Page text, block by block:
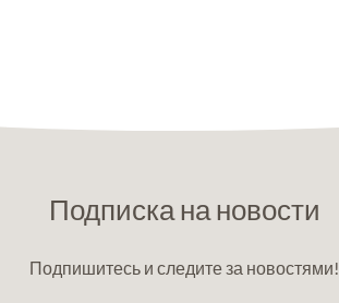
Подписка на новости
Подпишитесь и следите за новостями!